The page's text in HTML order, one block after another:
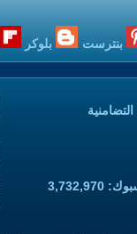
بنترست بلوكر